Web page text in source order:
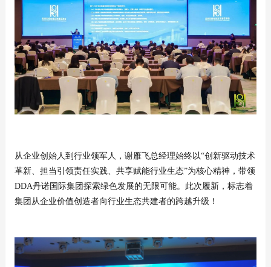
从企业创始人到行业领军人，谢雁飞总经理始终以“创新驱动技术
革新、担当引领责任实践、共享赋能行业生态”为核心精神，带领
DDA丹诺国际集团探索绿色发展的无限可能。此次履新，标志着
集团从企业价值创造者向行业生态共建者的跨越升级！